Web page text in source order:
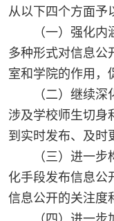
从以下四个方面予
（一）强化
多种形式对信息公
室和学院的作用，
（二）继续
涉及学校师生切身
到实时发布、及时
（三）进一
化手段发布信息公
信息公开的关注度